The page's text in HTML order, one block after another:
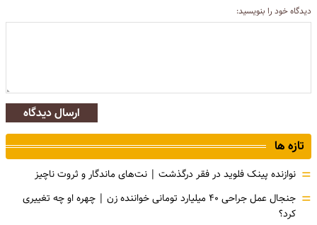
دیدگاه خود را بنویسید:
ارسال دیدگاه
تازه ها
= نوازنده پینک فلوید در فقر درگذشت | نت‌های ماندگار و ثروت ناچیز
=
جنجال عمل جراحی ۴۰ میلیارد تومانی خواننده زن | چهره او چه تغییری
کرد؟